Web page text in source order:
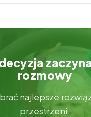
właściwie wszystko.
potrzebują małych
rozmowy
najlepsze
przestrzeni.